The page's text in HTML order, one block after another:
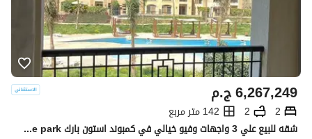
ج.م6,267,249
2
2
142 متر مربع
شقه للبيع علي 3 واجهات وفيو خيالي في كمبوند استون بارك stone park في التجمع الخامس